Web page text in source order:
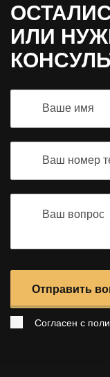
ИЛИ
Отправить
Согласен с